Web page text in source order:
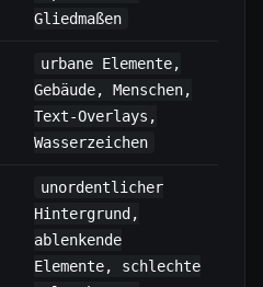
Gliedmaßen
urbane Elemente,
Gebäude, Menschen,
Text-Overlays,
Wasserzeichen
unordentlicher
Hintergrund,
ablenkende
Elemente, schlechte